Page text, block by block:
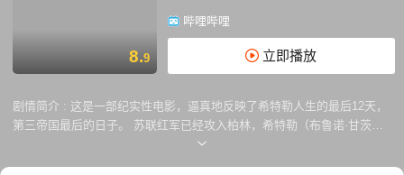
8.9
哔哩哔哩
立即播放
剧情简介 : 这是一部纪实性电影，逼真地反映了希特勒人生的最后12天，
第三帝国最后的日子。 苏联红军已经攻入柏林，希特勒（布鲁诺·甘茨
Bruno Ganz 饰）和情妇爱娃（茱莉安·柯勒 Juliane Khler 饰）也躲到了掩